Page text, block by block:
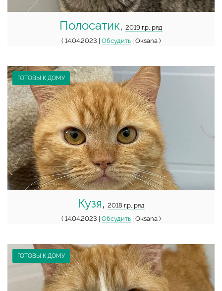
Полосатик, 2019 г.р, ряд
( 14.04.2023 | Обсудить | Oksana )
ГОТОВЫ К ДОМУ
Кузя, 2018 г.р, ряд
( 14.04.2023 | Обсудить | Oksana )
ГОТОВЫ К ДОМУ